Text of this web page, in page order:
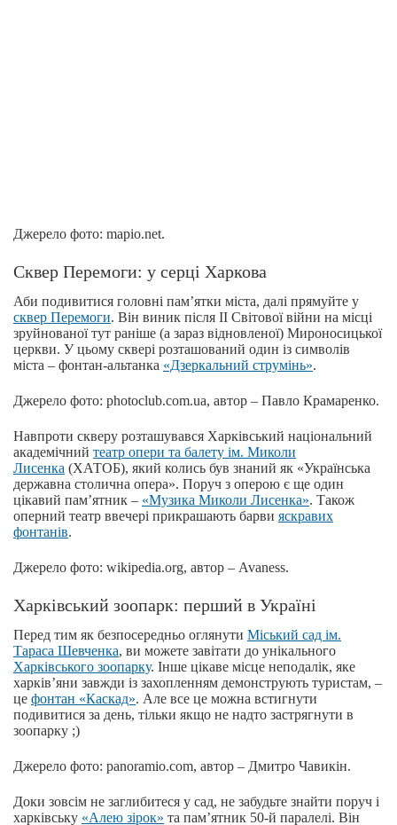
Джерело фото: mapio.net.
Сквер Перемоги: у серці Харкова
Аби подивитися головні пам’ятки міста, далі прямуйте у
сквер Перемоги. Він виник після ІІ Світової війни на місці
зруйнованої тут раніше (а зараз відновленої) Мироносицької
церкви. У цьому сквері розташований один із символів
міста – фонтан-альтанка «Дзеркальний струмінь».
Джерело фото: photoclub.com.ua, автор – Павло Крамаренко.
Навпроти скверу розташувався Харківський національний
академічний театр опери та балету ім. Миколи
Лисенка (ХАТОБ), який колись був знаний як «Українська
державна столична опера». Поруч з оперою є ще один
цікавий пам’ятник – «Музика Миколи Лисенка». Також
оперний театр ввечері прикрашають барви яскравих
фонтанів.
Джерело фото: wikipedia.org, автор – Avaness.
Харківський зоопарк: перший в Україні
Перед тим як безпосередньо оглянути Міський сад ім.
Тараса Шевченка, ви можете завітати до унікального
Харківського зоопарку. Інше цікаве місце неподалік, яке
харків’яни завжди із захопленням демонструють туристам, –
це фонтан «Каскад». Але все це можна встигнути
подивитися за день, тільки якщо не надто застрягнути в
зоопарку ;)
Джерело фото: panoramio.com, автор – Дмитро Чавикін.
Доки зовсім не заглибитеся у сад, не забудьте знайти поруч і
харківську «Алею зірок» та пам’ятник 50-й паралелі. Він